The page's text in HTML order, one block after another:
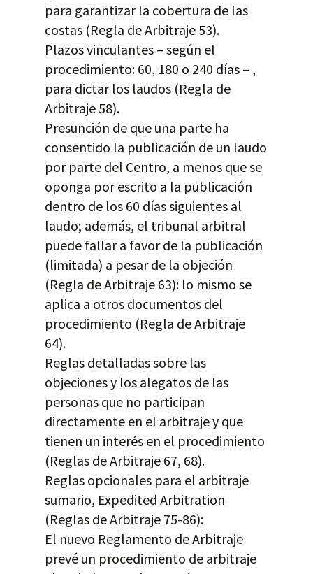
para garantizar la cobertura de las
costas (Regla de Arbitraje 53).
Plazos vinculantes – según el
procedimiento: 60, 180 o 240 días – ,
para dictar los laudos (Regla de
Arbitraje 58).
Presunción de que una parte ha
consentido la publicación de un laudo
por parte del Centro, a menos que se
oponga por escrito a la publicación
dentro de los 60 días siguientes al
laudo; además, el tribunal arbitral
puede fallar a favor de la publicación
(limitada) a pesar de la objeción
(Regla de Arbitraje 63): lo mismo se
aplica a otros documentos del
procedimiento (Regla de Arbitraje
64).
Reglas detalladas sobre las
objeciones y los alegatos de las
personas que no participan
directamente en el arbitraje y que
tienen un interés en el procedimiento
(Reglas de Arbitraje 67, 68).
Reglas opcionales para el arbitraje
sumario, Expedited Arbitration
(Reglas de Arbitraje 75-86):
El nuevo Reglamento de Arbitraje
prevé un procedimiento de arbitraje